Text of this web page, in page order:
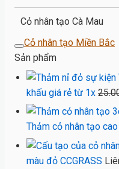
Cỏ nhân tạo Cà Mau
Cỏ nhân tạo Miền Bắc
Sản phẩm
khấu giá rẻ từ 1x
Thảm cỏ nhân tạo
màu đỏ CCGRASS